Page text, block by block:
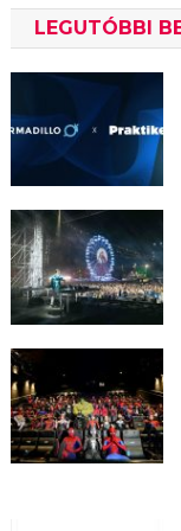
LEGUTÓBBI